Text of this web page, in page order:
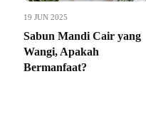
19 JUN 2025
Sabun Mandi Cair yang
Wangi, Apakah
Bermanfaat?